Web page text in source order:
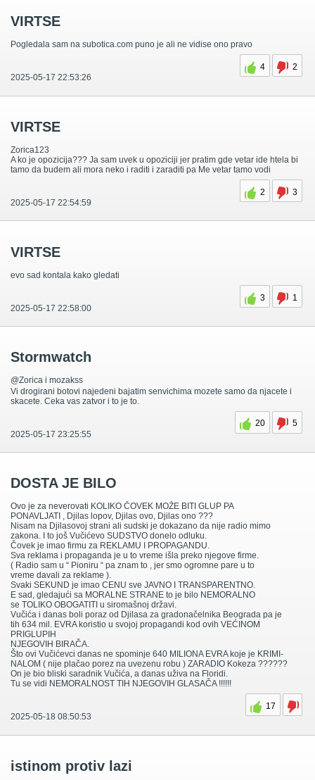
VIRTSE
Pogledala sam na subotica.com puno je ali ne vidise ono pravo
4
2
2025-05-17 22:53:26
VIRTSE
Zorica123
A ko je opozicija??? Ja sam uvek u opoziciji jer pratim gde vetar ide htela bi
tamo da budem ali mora neko i raditi i zaraditi pa Me vetar tamo vodi
2
3
2025-05-17 22:54:59
VIRTSE
evo sad kontala kako gledati
3
1
2025-05-17 22:58:00
Stormwatch
@Zorica i mozakss
Vi drogirani botovi najedeni bajatim senvichima mozete samo da njacete i
skacete. Ceka vas zatvor i to je to.
20
5
2025-05-17 23:25:55
DOSTA JE BILO
Ovo je za neverovati KOLIKO ČOVEK MOŽE BITI GLUP PA
PONAVLJATI , Djilas lopov, Djilas ovo, Djilas ono ???
Nisam na Djilasovoj strani ali sudski je dokazano da nije radio mimo
zakona. I to još Vučićevo SUDSTVO donelo odluku.
Čovek je imao firmu za REKLAMU I PROPAGANDU.
Sva reklama i propaganda je u to vreme išla preko njegove firme.
( Radio sam u “ Pioniru “ pa znam to , jer smo ogromne pare u to
vreme davali za reklame ).
Svaki SEKUND je imao CENU sve JAVNO I TRANSPARENTNO.
E sad, gledajući sa MORALNE STRANE to je bilo NEMORALNO
se TOLIKO OBOGATITI u siromašnoj državi.
Vučića i danas boli poraz od Djilasa za gradonačelnika Beograda pa je
tih 634 mil. EVRA koristio u svojoj propagandi kod ovih VEĆINOM
PRIGLUPIH
NJEGOVIH BIRAČA.
Što ovi Vučićevci danas ne spominje 640 MILIONA EVRA koje je KRIMI-
NALOM ( nije plačao porez na uvezenu robu ) ZARADIO Kokeza ??????
On je bio bliski saradnik Vučića, a danas uživa na Floridi.
Tu se vidi NEMORALNOST TIH NJEGOVIH GLASAČA !!!!!!
17
2025-05-18 08:50:53
istinom protiv lazi